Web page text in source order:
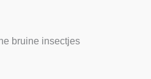
bruine insectjes